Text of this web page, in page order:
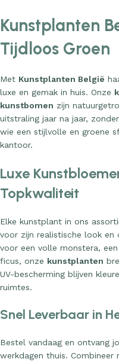
Kunstplanten
Tijdloos Groen
MetKunstplanten België
luxe en gemak in huis. Onze
kunstbomen
wie een stijlvolle en groene
kantoor.
Topkwaliteit
Elke kunstplant in ons
voor zijn realistische look en
voor een volle monstera,
UV-bescherming blijven
Snel Leverbaar in